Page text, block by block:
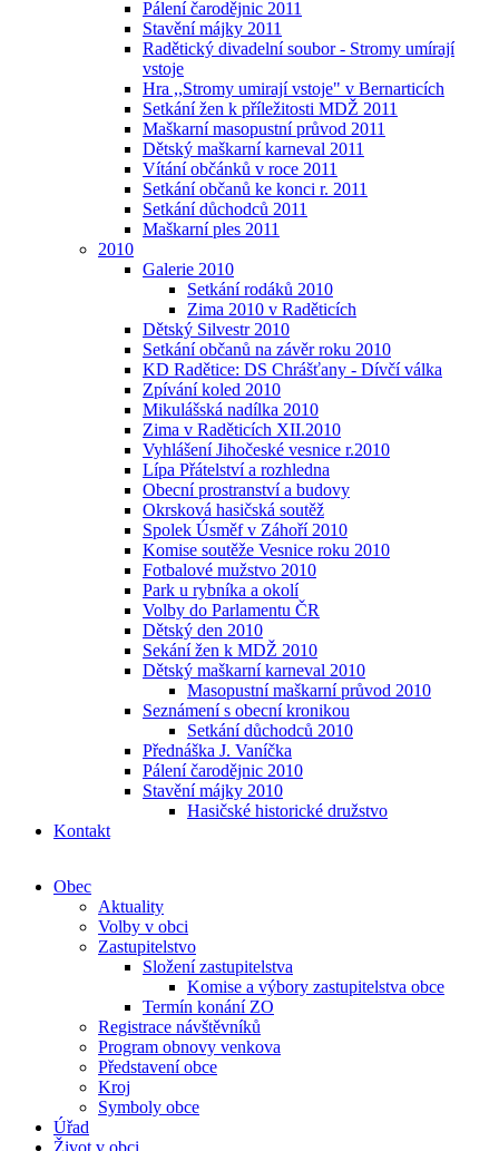
Pálení čarodějnic 2011
Stavění májky 2011
Radětický divadelní soubor - Stromy umírají
vstoje
Hra ,,Stromy umirají vstoje" v Bernarticích
Setkání žen k příležitosti MDŽ 2011
Maškarní masopustní průvod 2011
Dětský maškarní karneval 2011
Vítání občánků v roce 2011
Setkání občanů ke konci r. 2011
Setkání důchodců 2011
Maškarní ples 2011
2010
Galerie 2010
Setkání rodáků 2010
Zima 2010 v Raděticích
Dětský Silvestr 2010
Setkání občanů na závěr roku 2010
KD Radětice: DS Chrášťany - Dívčí válka
Zpívání koled 2010
Mikulášská nadílka 2010
Zima v Raděticích XII.2010
Vyhlášení Jihočeské vesnice r.2010
Lípa Přátelství a rozhledna
Obecní prostranství a budovy
Okrsková hasičská soutěž
Spolek Úsměf v Záhoří 2010
Komise soutěže Vesnice roku 2010
Fotbalové mužstvo 2010
Park u rybníka a okolí
Volby do Parlamentu ČR
Dětský den 2010
Sekání žen k MDŽ 2010
Dětský maškarní karneval 2010
Masopustní maškarní průvod 2010
Seznámení s obecní kronikou
Setkání důchodců 2010
Přednáška J. Vaníčka
Pálení čarodějnic 2010
Stavění májky 2010
Hasičské historické družstvo
Kontakt
Obec
Aktuality
Volby v obci
Zastupitelstvo
Složení zastupitelstva
Komise a výbory zastupitelstva obce
Termín konání ZO
Registrace návštěvníků
Program obnovy venkova
Představení obce
Kroj
Symboly obce
Úřad
Život v obci